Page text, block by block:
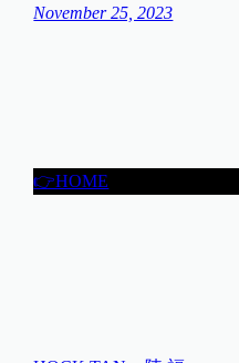
November 25, 2023
👉HOME